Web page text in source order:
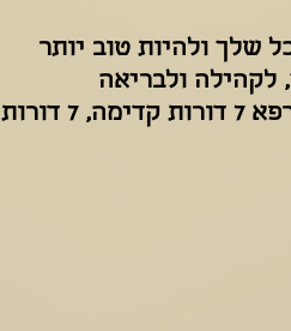
שלך ולהיות טוב יותר
ולבריאה
כשאתה עושה ריפוי בעצמך אתה מרפא 7 דורות קדימה, 7 דורות